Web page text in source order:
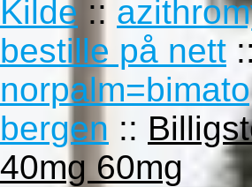
Kilde ::
bestille på nett ::
bergen ::
40mg 60mg